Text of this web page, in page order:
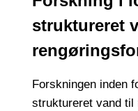
struktureret
Forskningen inden
struktureret vand til